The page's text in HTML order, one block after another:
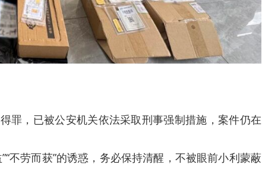
罪，已被公安机关依法采取刑事强制措施，案件仍在
不劳而获”的诱惑，务必保持清醒，不被眼前小利蒙蔽